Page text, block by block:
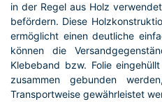
in der Regel aus Holz
befördern. Diese
ermöglicht einen deutliche
können die
Klebeband bzw. Folie
zusammen gebunden
Transportweise gewährleistet